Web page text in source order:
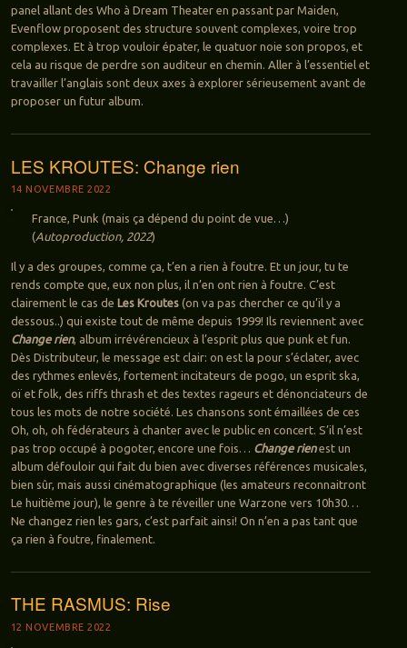
panel allant des Who à Dream Theater en passant par Maiden,
Evenflow proposent des structure souvent complexes, voire trop
complexes. Et à trop vouloir épater, le quatuor noie son propos, et
cela au risque de perdre son auditeur en chemin. Aller à l’essentiel et
travailler l’anglais sont deux axes à explorer sérieusement avant de
proposer un futur album.
LES KROUTES: Change rien
14 NOVEMBRE 2022
France, Punk (mais ça dépend du point de vue…)
(Autoproduction, 2022)
Il y a des groupes, comme ça, t’en a rien à foutre. Et un jour, tu te
rends compte que, eux non plus, il n’en ont rien à foutre. C’est
clairement le cas de Les Kroutes(on va pas chercher ce qu’il y a
dessous..) qui existe tout de même depuis 1999! Ils reviennent avec
Change rien, album irrévérencieux à l’esprit plus que punk et fun.
Dès Distributeur, le message est clair: on est la pour s’éclater, avec
des rythmes enlevés, fortement incitateurs de pogo, un esprit ska,
oï et folk, des riffs thrash et des textes rageurs et dénonciateurs de
tous les mots de notre société. Les chansons sont émaillées de ces
Oh, oh, oh fédérateurs à chanter avec le public en concert. S’il n’est
pas trop occupé à pogoter, encore une fois… Change rienest un
album défouloir qui fait du bien avec diverses références musicales,
bien sûr, mais aussi cinématographique (les amateurs reconnaitront
Le huitième jour), le genre à te réveiller une Warzone vers 10h30…
Ne changez rien les gars, c’est parfait ainsi! On n’en a pas tant que
ça rien à foutre, finalement.
THE RASMUS: Rise
12 NOVEMBRE 2022